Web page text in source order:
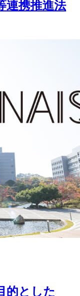
連携推進法
的とした